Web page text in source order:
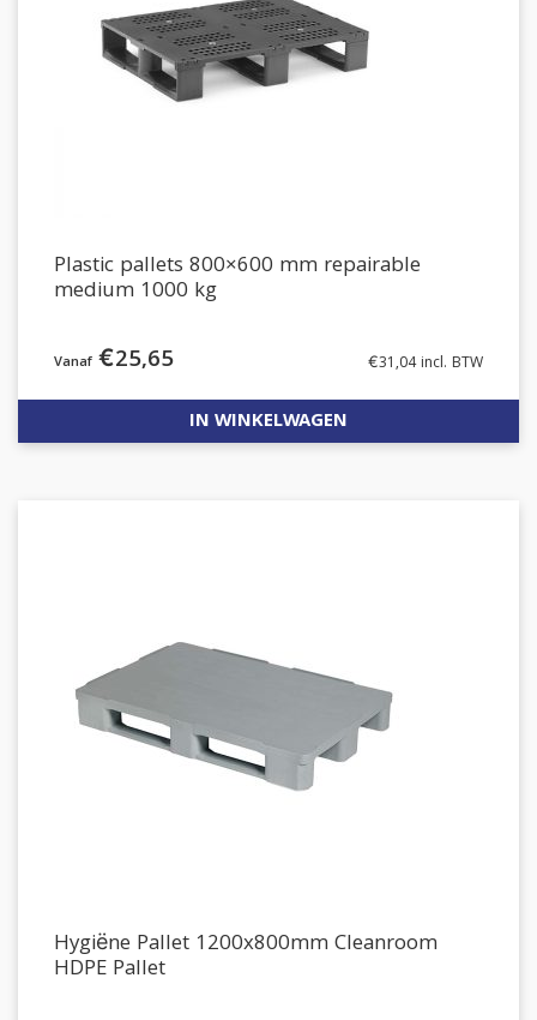
Plastic pallets 800×600 mm repairable
medium 1000 kg
€25,65 €31,04incl. BTW
IN WINKELWAGEN
Hygiëne Pallet 1200x800mm Cleanroom
HDPE Pallet